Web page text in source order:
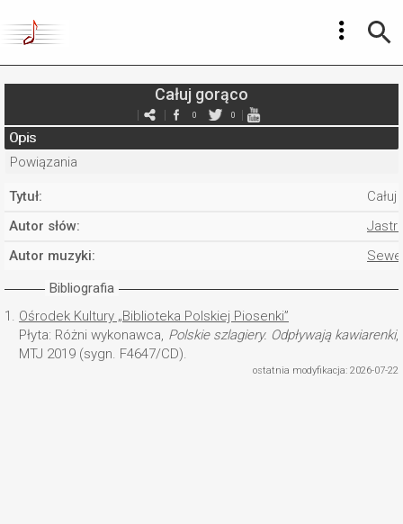
Całuj gorąco
0 0
Opis
Powiązania
Tytuł:
Autor słów:
Autor muzyki:
Bibliografia
1. Ośrodek Kultury „Biblioteka Polskiej Piosenki”
Płyta: Różni wykonawca, Polskie szlagiery. Odpływają kawiarenki,
MTJ 2019 (sygn. F4647/CD).
ostatnia modyfikacja: 2026-07-22